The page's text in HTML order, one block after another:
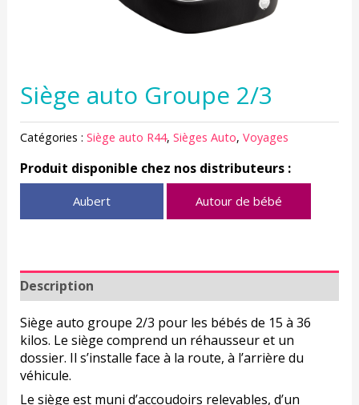
Siège auto Groupe 2/3
Catégories : Siège auto R44, Sièges Auto, Voyages
Produit disponible chez nos distributeurs :
Aubert Autour de bébé
Description
Siège auto groupe 2/3 pour les bébés de 15 à 36
kilos. Le siège comprend un réhausseur et un
dossier. Il s’installe face à la route, à l’arrière du
véhicule.
Le siège est muni d’accoudoirs relevables, d’un